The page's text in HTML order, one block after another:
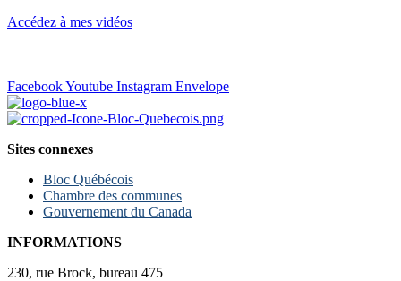
Accédez à mes vidéos
FacebookYoutube Instagram Envelope
Sites connexes
Bloc Québécois
Chambre des communes
Gouvernement du Canada
INFORMATIONS
230, rue Brock, bureau 475